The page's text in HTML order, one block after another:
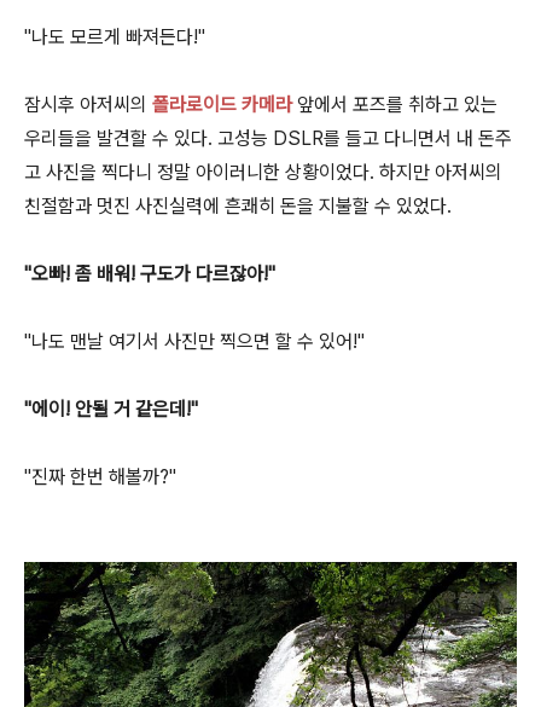
"나도 모르게 빠져든다!"
잠시후 아저씨의 폴라로이드 카메라앞에서 포즈를 취하고 있는
우리들을 발견할 수 있다. 고성능 DSLR를 들고 다니면서 내 돈주
고 사진을 찍다니 정말 아이러니한 상황이었다. 하지만 아저씨의
친절함과 멋진 사진실력에 흔쾌히 돈을 지불할 수 있었다.
"오빠! 좀 배워! 구도가 다르잖아!"
"나도 맨날 여기서 사진만 찍으면 할 수 있어!"
"에이! 안될 거 같은데!"
"진짜 한번 해볼까?"